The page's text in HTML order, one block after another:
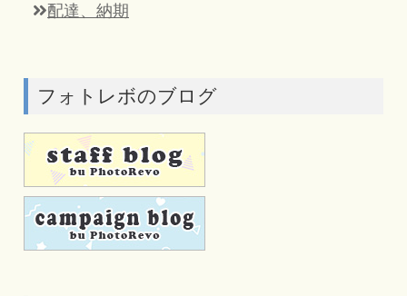
配達、納期
フォトレボのブログ